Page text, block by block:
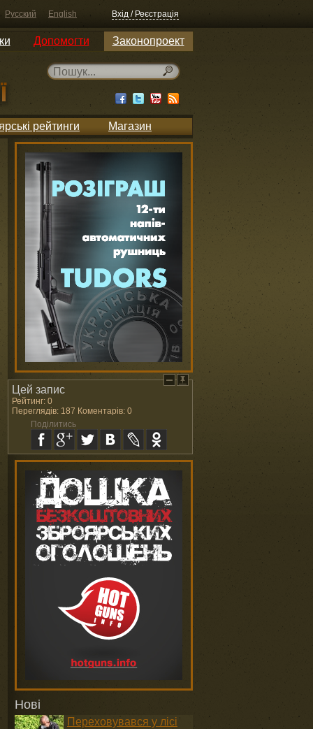
Русский English Вхід / Реєстрація
Допомогти Законопроект
рейтинги Магазин
Нові
Переховувався у лісі
Цей запис
Рейтинг: 0
Переглядів: 187 Коментарів: 0
Поділитись